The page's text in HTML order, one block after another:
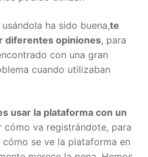
y sin problemas
la hemos podido
ha sido buena,
con una gran
cuando utilizaban